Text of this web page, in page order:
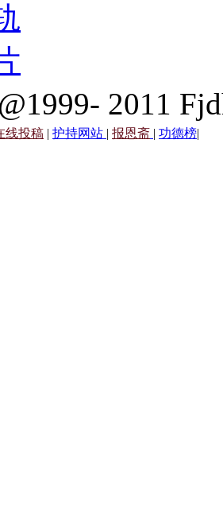
2011
线投稿 | 护持网站 | 报恩斋 | 功德榜|